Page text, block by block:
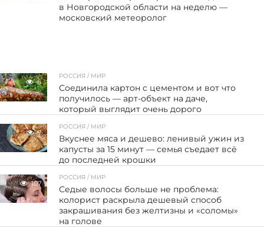
в Новгородской области на неделю —
московский метеоролог
6
РОССИЯ / МИР
Соединила картон с цементом и вот что
получилось — арт-объект на даче,
который выглядит очень дорого
7
РОССИЯ / МИР
Вкуснее мяса и дешево: ленивый ужин из
капусты за 15 минут — семья съедает всё
до последней крошки
107
РОССИЯ / МИР
Седые волосы больше не проблема:
колорист раскрыла дешевый способ
закрашивания без желтизны и «соломы»
на голове